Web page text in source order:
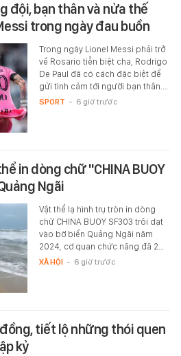
đội, bạn thân và nửa thế
trong ngày đau buồn
Trong ngày Lionel Messi phải trở
về Rosario tiễn biệt cha, Rodrigo
De Paul đã có cách đặc biệt để
gửi tình cảm tới người bạn thân.…
SPORT - 6 giờ trước
in dòng chữ "CHINA BUOY
Ngãi
Vật thể lạ hình trụ tròn in dòng
chữ CHINA BUOY SF303 trôi dạt
vào bờ biển Quảng Ngãi năm
2024, cơ quan chức năng đã 2…
XÃ HỘI - 6 giờ trước
đồng, tiết lộ những thói quen
kỷ